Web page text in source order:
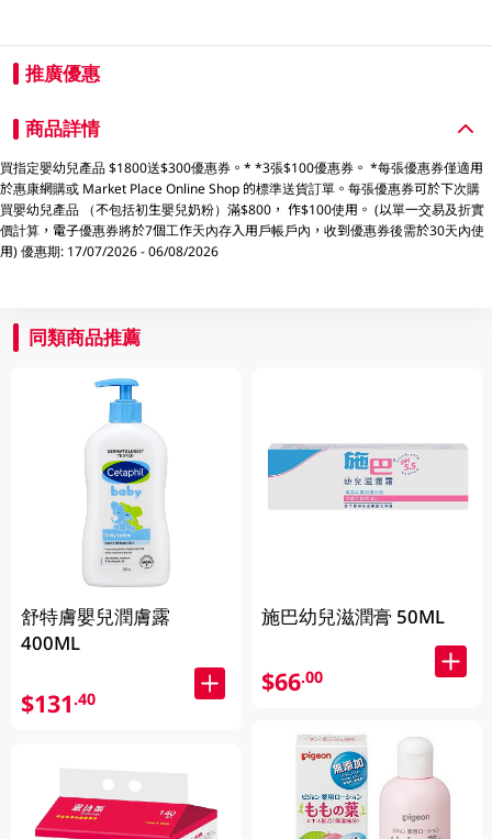
推廣優惠
商品詳情
買指定嬰幼兒產品 $1800送$300優惠券。* *3張$100優惠券。 *每張優惠券僅適用
於惠康網購或 Market Place Online Shop 的標準送貨訂單。每張優惠券可於下次購
買嬰幼兒產品 （不包括初生嬰兒奶粉）滿$800， 作$100使用。 (以單一交易及折實
價計算，電子優惠券將於7個工作天內存入用戶帳戶內，收到優惠券後需於30天內使
用) 優惠期: 17/07/2026 - 06/08/2026
同類商品推薦
舒特膚嬰兒潤膚露
400ML
$131.40
施巴幼兒滋潤膏 50ML
$66.00